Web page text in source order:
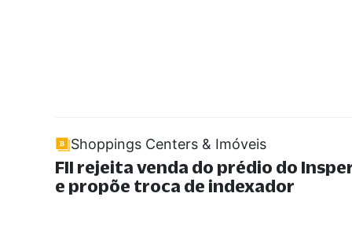
Shoppings Centers & Imóveis
FII rejeita venda do prédio do
e propõe troca de indexador